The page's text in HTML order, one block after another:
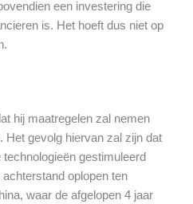
een investering die
is. Het hoeft dus niet op
hij maatregelen zal nemen
Het gevolg hiervan zal zijn dat
gestimuleerd
oplopen ten
waar de afgelopen 4 jaar